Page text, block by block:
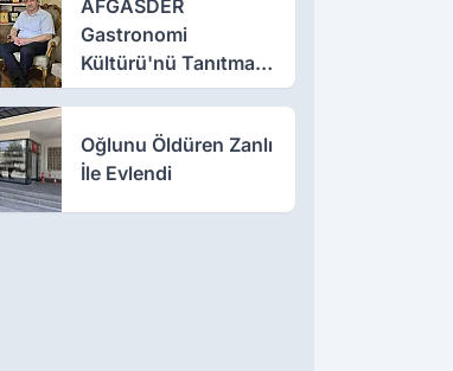
AFGASDER
Gastronomi
Kültürü'nü Tanıtmak
İçin Çalışıyor
Oğlunu Öldüren Zanlı
İle Evlendi